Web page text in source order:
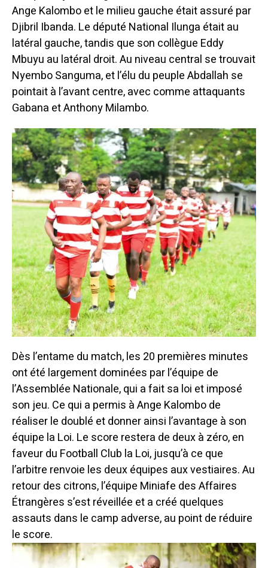
Ange Kalombo et le milieu gauche était assuré par
Djibril Ibanda. Le député National Ilunga était au
latéral gauche, tandis que son collègue Eddy
Mbuyu au latéral droit. Au niveau central se trouvait
Nyembo Sanguma, et l’élu du peuple Abdallah se
pointait à l’avant centre, avec comme attaquants
Gabana et Anthony Milambo.
Dès l’entame du match, les 20 premières minutes
ont été largement dominées par l’équipe de
l’Assemblée Nationale, qui a fait sa loi et imposé
son jeu. Ce qui a permis à Ange Kalombo de
réaliser le doublé et donner ainsi l’avantage à son
équipe la Loi. Le score restera de deux à zéro, en
faveur du Football Club la Loi, jusqu’à ce que
l’arbitre renvoie les deux équipes aux vestiaires. Au
retour des citrons, l’équipe Miniafe des Affaires
Étrangères s’est réveillée et a créé quelques
assauts dans le camp adverse, au point de réduire
le score.